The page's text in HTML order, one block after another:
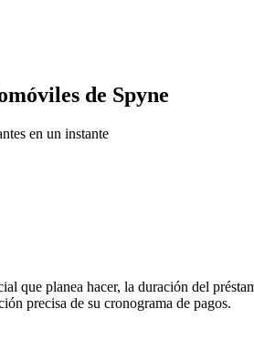
de Spyne
en un instante
planea hacer, la duración del
precisa de su cronograma de pagos.